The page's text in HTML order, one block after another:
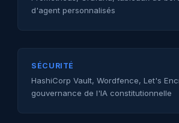
d'agent personnalisés
SÉCURITÉ
HashiCorp Vault, Wordfence, Let's
gouvernance de l'IA constitutionnelle